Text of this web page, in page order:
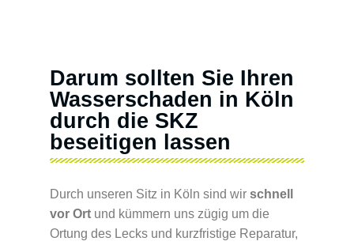
Darum sollten Sie Ihren
Wasserschaden in Köln
durch die SKZ
beseitigen lassen
Durch unseren Sitz in Köln sind wir schnell
vor Ort und kümmern uns zügig um die
Ortung des Lecks und kurzfristige Reparatur,